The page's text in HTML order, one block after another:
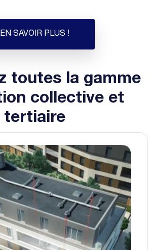
EN SAVOIR PLUS !
toutes la gamme
collective et
tertiaire